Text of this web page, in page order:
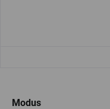
Modus